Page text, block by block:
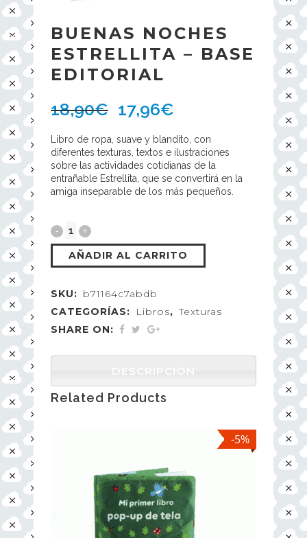
BUENAS NOCHES
ESTRELLITA – BASE
EDITORIAL
18,90€ 17,96€
Libro de ropa, suave y blandito, con
diferentes texturas, textos e ilustraciones
sobre las actividades cotidianas de la
entrañable Estrellita, que se convertirá en la
amiga inseparable de los más pequeños.
AÑADIR AL CARRITO
SKU: b71164c7abdb
CATEGORÍAS:
Libros, Texturas
SHARE ON:
DESCRIPCIÓN
Related Products
-5%